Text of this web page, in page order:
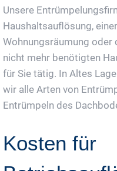
Unsere
Haushaltsauflösung,
Wohnungsräumung
nicht mehr benötigten
für Sie tätig. In Altes
wir alle Arten von
Entrümpeln des
Kosten für